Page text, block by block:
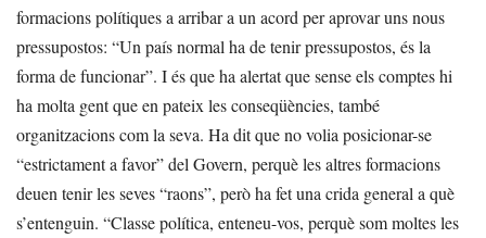
formacions polítiques a arribar a un acord per aprovar uns nous
pressupostos: “Un país normal ha de tenir pressupostos, és la
forma de funcionar”. I és que ha alertat que sense els comptes hi
ha molta gent que en pateix les conseqüències, també
organitzacions com la seva. Ha dit que no volia posicionar-se
“estrictament a favor” del Govern, perquè les altres formacions
deuen tenir les seves “raons”, però ha fet una crida general a què
s’entenguin. “Classe política, enteneu-vos, perquè som moltes les